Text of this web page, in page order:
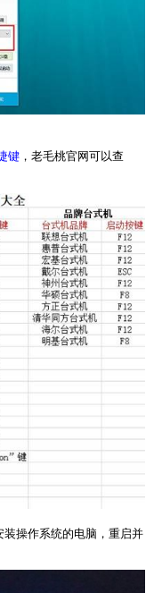
键 ，老毛桃官网可以查
操作系统的电脑，重启并